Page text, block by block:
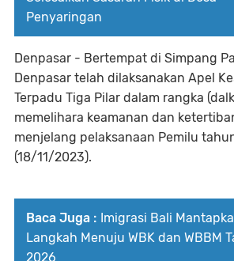
Penyaringan
Denpasar - Bertempat di Simpang
Denpasar telah dilaksanakan Apel
Terpadu Tiga Pilar dalam rangka
memelihara keamanan dan
menjelang pelaksanaan Pemilu
(18/11/2023).
Baca Juga : Imigrasi Bali
Langkah Menuju WBK dan WBBM
2026